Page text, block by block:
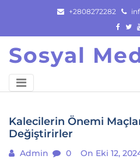
content
+2808272282
Sosyal
Kalecilerin Önemi
Değiştirirler
Admin 0
On Eki 12,